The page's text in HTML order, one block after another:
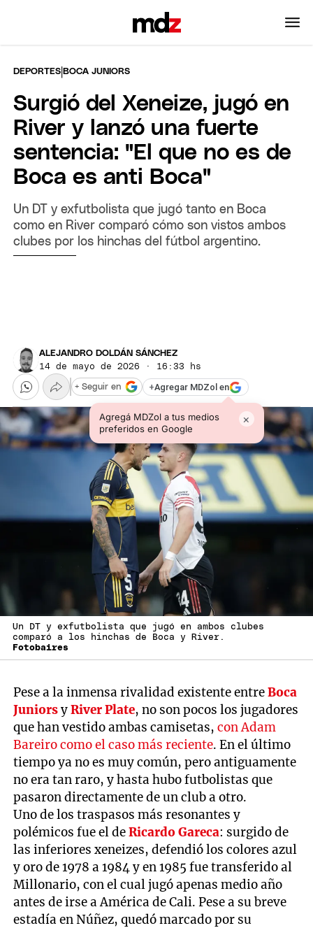
DEPORTES |BOCA JUNIORS
Surgió del Xeneize, jugó en
River y lanzó una fuerte
sentencia: "El que no es de
Boca es anti Boca"
Un DT y exfutbolista que jugó tanto en Boca
como en River comparó cómo son vistos ambos
clubes por los hinchas del fútbol argentino.
ALEJANDRO DOLDÁN SÁNCHEZ
14 de mayo de 2026 · 16:33 hs
+Agregar MDZol en
Agregá MDZol a tus medios
preferidos en Google
×
+ Seguir en
Un DT y exfutbolista que jugó en ambos clubes
comparó a los hinchas de Boca y River.
Fotobaires
Pese a la inmensa rivalidad existente entreBoca
JuniorsyRiver Plate, no son pocos los jugadores
que han vestido ambas camisetas,con Adam
Bareiro como el caso más reciente. En el último
tiempo ya no es muy común, pero antiguamente
no era tan raro, y hasta hubo futbolistas que
pasaron directamente de un club a otro.
Uno de los traspasos más resonantes y
polémicos fue el deRicardo Gareca: surgido de
las inferiores xeneizes, defendió los colores azul
y oro de 1978 a 1984 y en 1985 fue transferido al
Millonario, con el cual jugó apenas medio año
antes de irse a América de Cali. Pese a su breve
estadía en Núñez, quedó marcado por su